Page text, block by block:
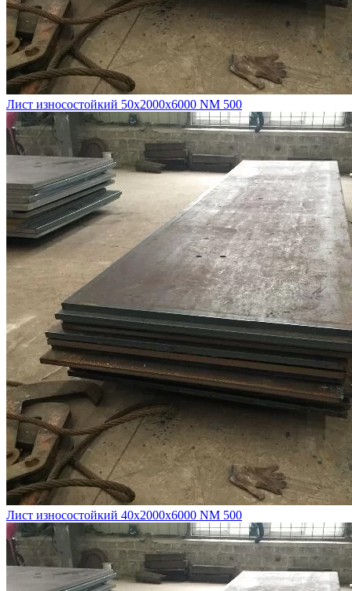
Лист износостойкий 50х2000х6000 NM 500
Лист износостойкий 40х2000х6000 NM 500